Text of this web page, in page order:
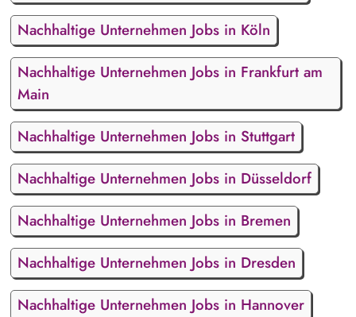
Nachhaltige Unternehmen Jobs in Köln
Nachhaltige Unternehmen Jobs in Frankfurt am
Main
Nachhaltige Unternehmen Jobs in Stuttgart
Nachhaltige Unternehmen Jobs in Düsseldorf
Nachhaltige Unternehmen Jobs in Bremen
Nachhaltige Unternehmen Jobs in Dresden
Nachhaltige Unternehmen Jobs in Hannover